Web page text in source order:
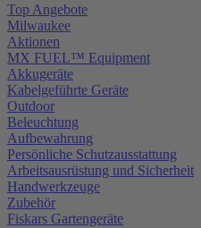
Top Angebote
Milwaukee
Aktionen
MX FUEL™ Equipment
Akkugeräte
Kabelgeführte Geräte
Outdoor
Beleuchtung
Aufbewahrung
Persönliche Schutzausstattung
Arbeitsausrüstung und Sicherheit
Handwerkzeuge
Zubehör
Fiskars Gartengeräte